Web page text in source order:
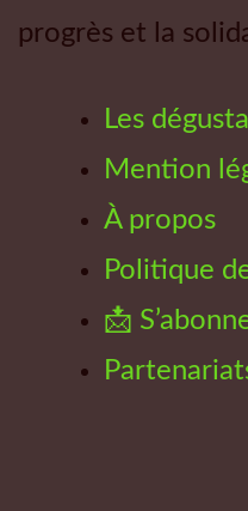
progrès et la
Les
Mention
À propos
Politique
📩